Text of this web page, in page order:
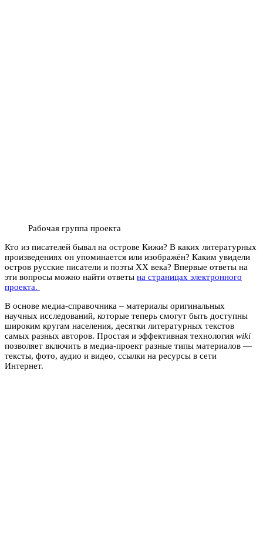
Рабочая группа проекта
Кто из писателей бывал на острове Кижи? В каких литературных
произведениях он упоминается или изображён? Каким увидели
остров русские писатели и поэты XX века? Впервые ответы на
эти вопросы можно найти ответы на страницах электронного
проекта.
В основе медиа-справочника – материалы оригинальных
научных исследований, которые теперь смогут быть доступны
широким кругам населения, десятки литературных текстов
самых разных авторов. Простая и эффективная технология wiki
позволяет включить в медиа-проект разные типы материалов —
тексты, фото, аудио и видео, ссылки на ресурсы в сети
Интернет.